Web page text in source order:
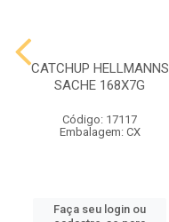
CATCHUP HELLMANNS
SACHE 168X7G
Código: 17117
Embalagem: CX
Faça seu login ou